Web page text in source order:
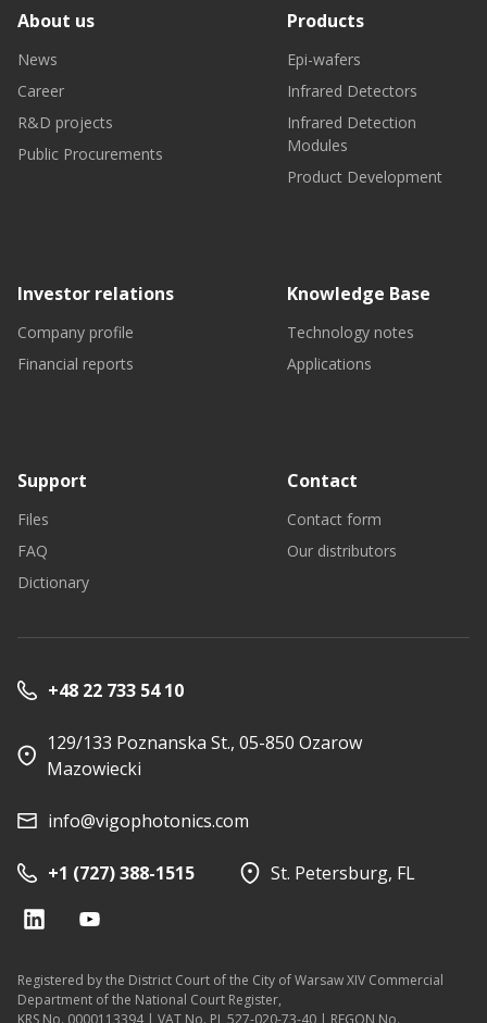
About us
News
Career
R&D projects
Public Procurements
Products
Epi-wafers
Infrared Detectors
Infrared Detection
Modules
Product Development
Investor relations
Company profile
Financial reports
Knowledge Base
Technology notes
Applications
Support
Files
FAQ
Dictionary
Contact
Contact form
Our distributors
+48 22 733 54 10
129/133 Poznanska St., 05-850 Ozarow
Mazowiecki
info@vigophotonics.com
+1 (727) 388-1515 St. Petersburg, FL
Registered by the District Court of the City of Warsaw XIV Commercial
Department of the National Court Register,
KRS No. 0000113394 | VAT No. PL 527-020-73-40 | REGON No.